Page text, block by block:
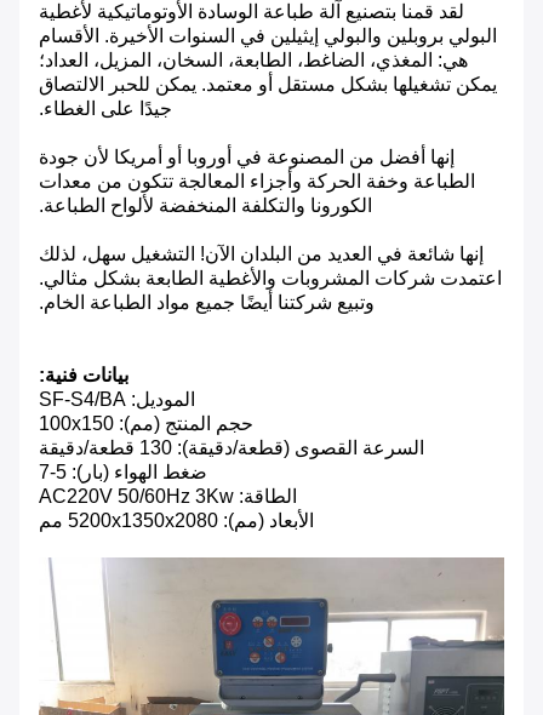
لقد قمنا بتصنيع آلة طباعة الوسادة الأوتوماتيكية لأغطية
البولي بروبلين والبولي إيثيلين في السنوات الأخيرة. الأقسام
هي: المغذي، الضاغط، الطابعة، السخان، المزيل، العداد؛
يمكن تشغيلها بشكل مستقل أو معتمد. يمكن للحبر الالتصاق
جيدًا على الغطاء.
إنها أفضل من المصنوعة في أوروبا أو أمريكا لأن جودة
الطباعة وخفة الحركة وأجزاء المعالجة تتكون من معدات
الكورونا والتكلفة المنخفضة لألواح الطباعة.
إنها شائعة في العديد من البلدان الآن! التشغيل سهل، لذلك
اعتمدت شركات المشروبات والأغطية الطابعة بشكل مثالي.
وتبيع شركتنا أيضًا جميع مواد الطباعة الخام.
بيانات فنية:
الموديل: SF-S4/BA
حجم المنتج (مم): 100x150
السرعة القصوى (قطعة/دقيقة): 130 قطعة/دقيقة
ضغط الهواء (بار): 5-7
الطاقة: AC220V 50/60Hz 3Kw
الأبعاد (مم): 5200x1350x2080 مم